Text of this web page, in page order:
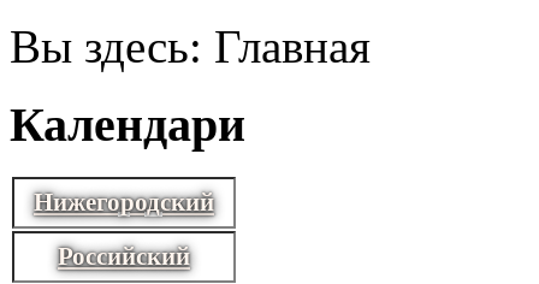
Вы здесь: Главная
Календари
Нижегородский
Российский